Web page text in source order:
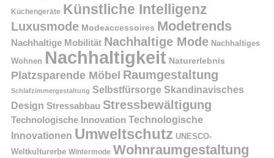
Küchengeräte Künstliche Intelligenz
Luxusmode Modeaccessoires Modetrends
Nachhaltige Mobilität Nachhaltige Mode Nachhaltiges
Wohnen Nachhaltigkeit Naturerlebnis
Platzsparende Möbel Raumgestaltung
Schlafzimmergestaltung Selbstfürsorge Skandinavisches
Design Stressabbau Stressbewältigung
Technologische Innovation Technologische
Innovationen Umweltschutz UNESCO-
Weltkulturerbe Wintermode Wohnraumgestaltung